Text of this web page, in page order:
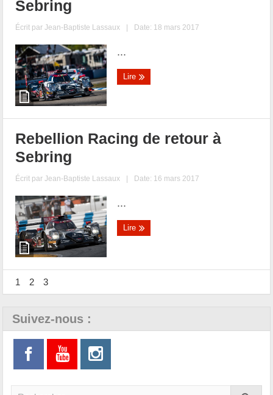
Sebring
Écrit parJean-Baptiste Lassaux | Date: 18 mars 2017
...
Lire
Rebellion Racing de retour à
Sebring
Écrit parJean-Baptiste Lassaux | Date: 16 mars 2017
...
Lire
1 2 3
Suivez-nous :